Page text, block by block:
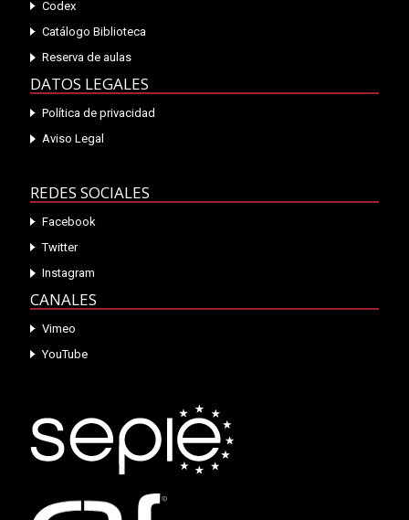
Codex
Catálogo Biblioteca
Reserva de aulas
DATOS LEGALES
Política de privacidad
Aviso Legal
REDES SOCIALES
Facebook
Twitter
Instagram
CANALES
Vimeo
YouTube